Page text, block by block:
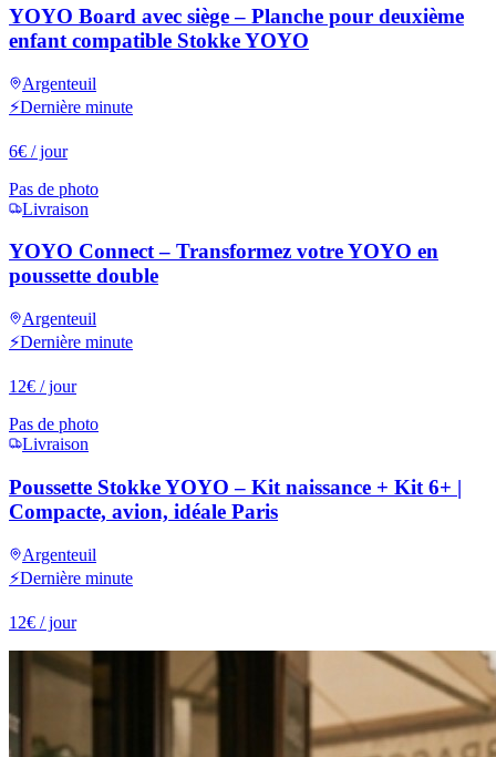
YOYO Board avec siège – Planche pour deuxième
enfant compatible Stokke YOYO
Argenteuil
⚡Dernière minute
6€ / jour
Pas de photo
Livraison
YOYO Connect – Transformez votre YOYO en
poussette double
Argenteuil
⚡Dernière minute
12€ / jour
Pas de photo
Livraison
Poussette Stokke YOYO – Kit naissance + Kit 6+ |
Compacte, avion, idéale Paris
Argenteuil
⚡Dernière minute
12€ / jour